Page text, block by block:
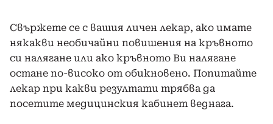
Свържете се с вашия личен лекар, ако имате
някакви необичайни повишения на кръвното
си налягане или ако кръвното Ви налягане
остане по-високо от обикновено. Попитайте
лекар при какви резултати трябва да
посетите медицинския кабинет веднага.